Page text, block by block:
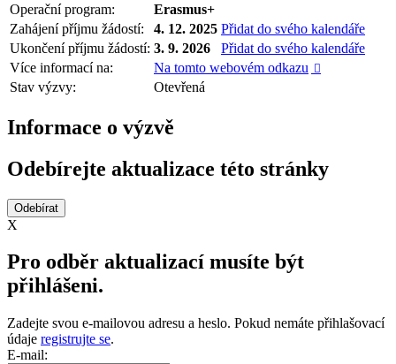
Operační program:
Erasmus+
Zahájení příjmu žádostí:
4. 12. 2025 Přidat do svého kalendáře
Ukončení příjmu žádostí: 3. 9. 2026
Přidat do svého kalendáře
Více informací na:
Na tomto webovém odkazu 
Stav výzvy: Otevřená
Informace o výzvě
Odebírejte aktualizace této stránky
X
Pro odběr aktualizací musíte být
přihlášeni.
Zadejte svou e-mailovou adresu a heslo. Pokud nemáte přihlašovací
údaje registrujte se.
E-mail: